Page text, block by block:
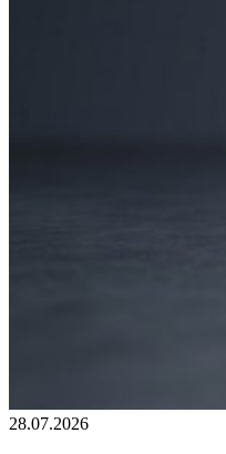
28.07.2026